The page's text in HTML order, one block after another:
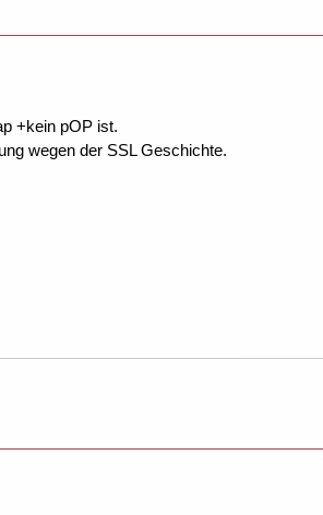
+kein pOP ist.
wegen der SSL Geschichte.